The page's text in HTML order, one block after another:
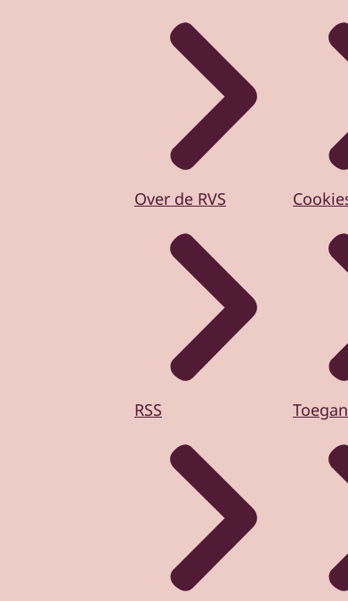
Over de RVS
RSS